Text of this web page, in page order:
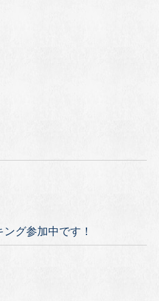
グ参加中です！